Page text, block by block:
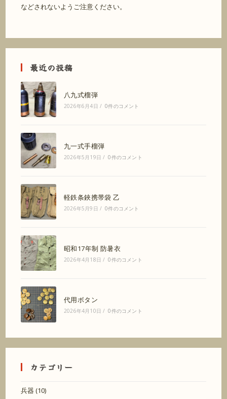
などされないようご注意ください。
最近の投稿
八九式榴弾
2026年6月4日 / 0件のコメント
九一式手榴弾
2026年5月19日 / 0件のコメント
軽鉄条鋏携帯袋 乙
2026年5月9日 / 0件のコメント
昭和17年制 防暑衣
2026年4月18日 / 0件のコメント
代用ボタン
2026年4月10日 / 0件のコメント
カテゴリー
兵器 (10)